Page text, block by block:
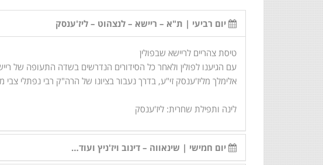
יום רביעי | ת"א – ריישא – לנצהוט – ליז'ענסק
טיסת צהריים לריישא שבפולין
עם הגיענו לפולין ולאחר כל הסידורים הנדרשים בשדה התעופה של
אלימלך מליז'ענסק זי"ע, בדרך נעבור בציונו של הרה"ק רבי נפתלי צבי
לינה ותפילת שחרית: ליז'ענסק
יום חמישי | שינאווה – דינוב ויז'ניץ ועוד…